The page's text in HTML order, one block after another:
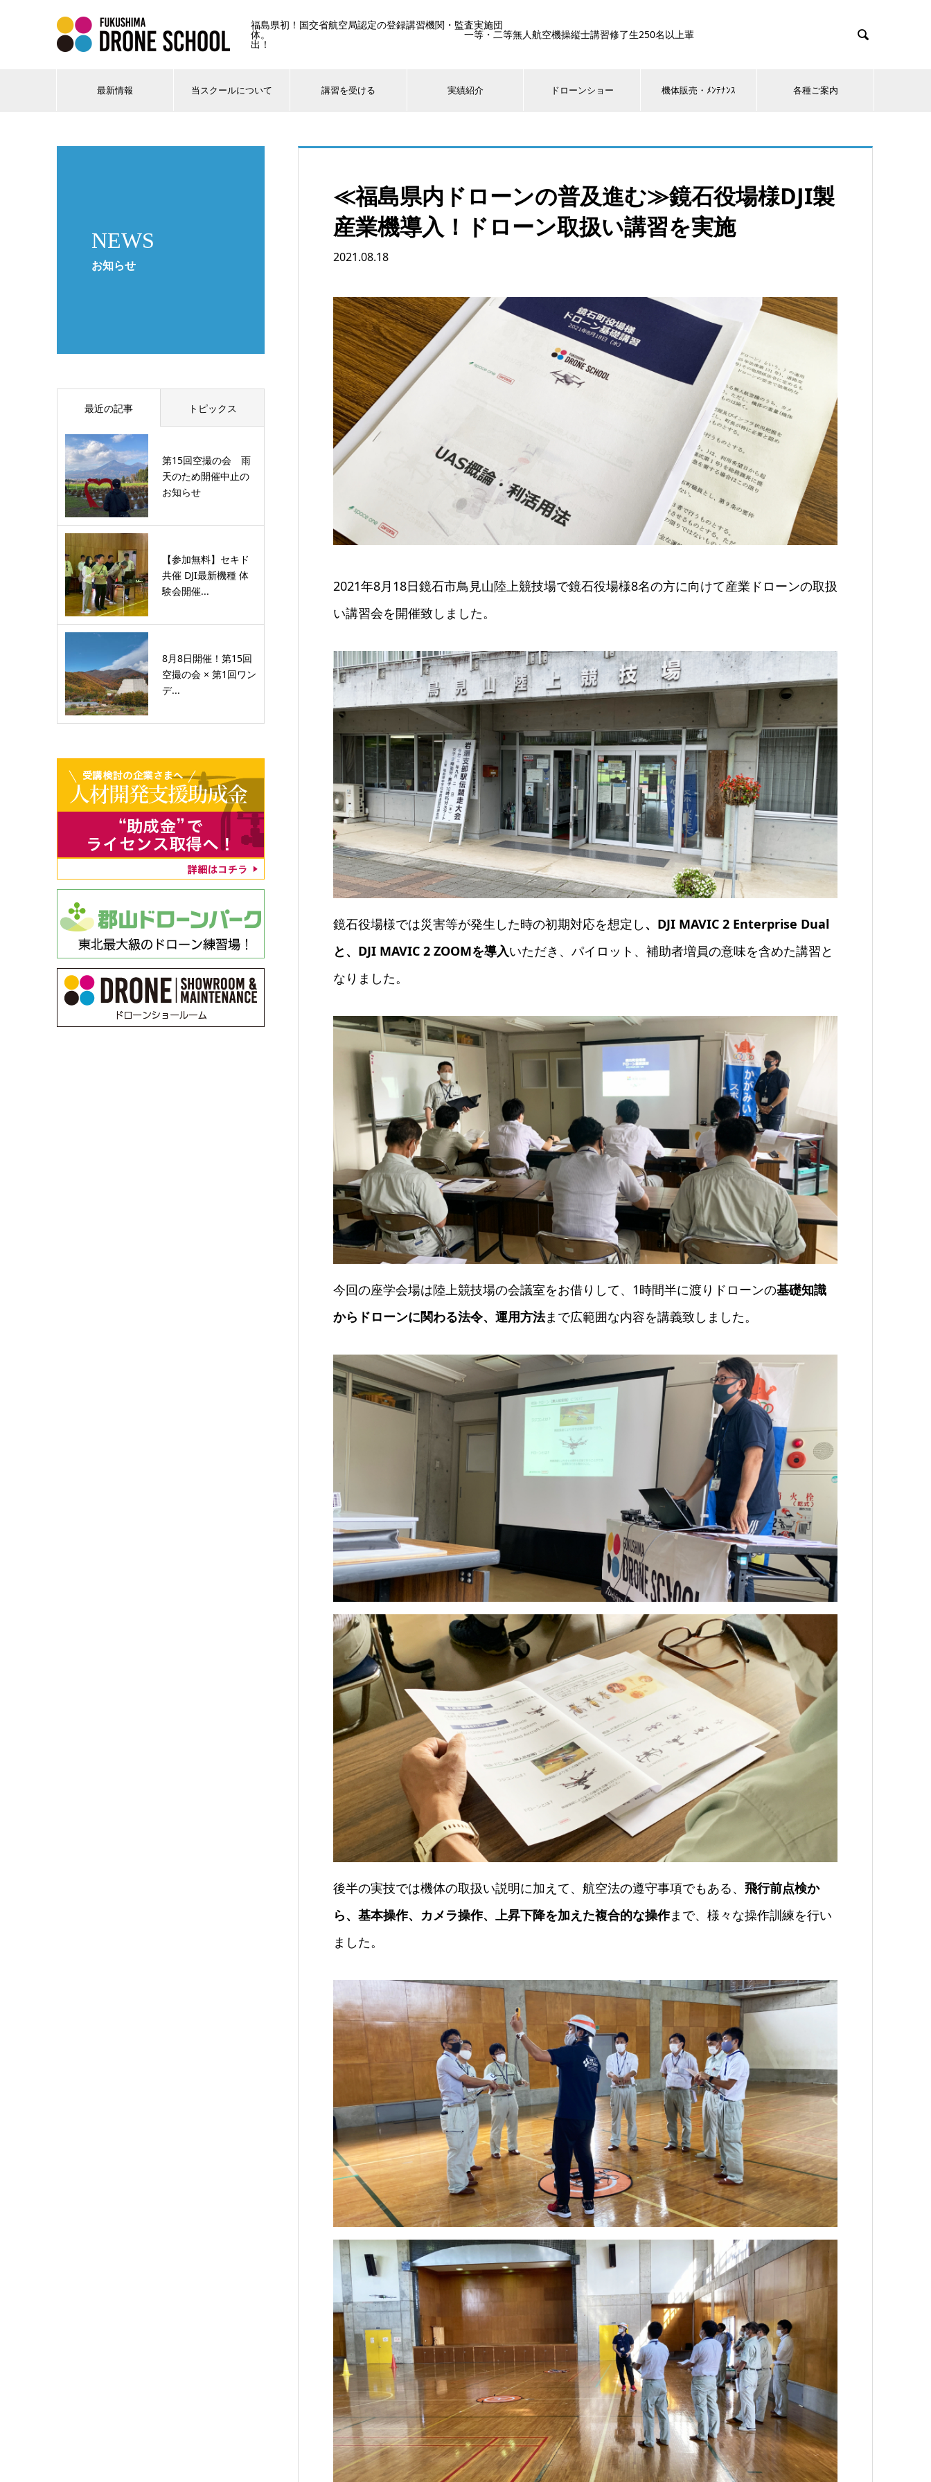
福島県初！国交省航空局認定の登録講習機関・監査実施団
体。 一等・二等無人航空機操縦士講習修了生250名以上輩
出！

最新情報 当スクールについて 講習を受ける 実績紹介 ドローンショー 機体販売・ﾒﾝﾃﾅﾝｽ 各種ご案内
NEWS
お知らせ
≪福島県内ドローンの普及進む≫鏡石役場様DJI製
産業機導入！ドローン取扱い講習を実施
2021.08.18
2021年8月18日鏡石市鳥見山陸上競技場で鏡石役場様8名の方に向けて産業ドローンの取扱
い講習会を開催致しました。
鏡石役場様では災害等が発生した時の初期対応を想定し、DJI MAVIC 2 Enterprise Dual
と、DJI MAVIC 2 ZOOMを導入いただき、 パイロット、補助者増員の意味を含めた講習と
なりました。
今回の座学会場は陸上競技場の会議室をお借りして、1時間半に渡りドローンの基礎知識
からドローンに関わる法令、運用方法まで広範囲な内容を講義致しました。
後半の実技では機体の取扱い説明に加えて、航空法の遵守事項でもある、 飛行前点検か
ら、基本操作、カメラ操作、上昇下降を加えた複合的な操作まで、様々な操作訓練を行い
ました。
最近の記事 トピックス
第15回空撮の会 雨
天のため開催中止の
お知らせ
【参加無料】セキド
共催 DJI最新機種 体
験会開催...
8月8日開催！第15回
空撮の会 × 第1回ワン
デ...